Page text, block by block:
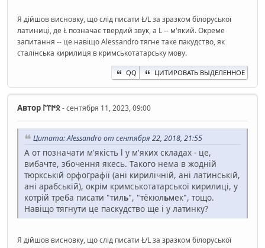
Я дійшов висновку, що слід писати Ł/L за зразком білоруської
латиниці, де Ł позначає твердий звук, а L -- м'який. Окреме
запитання -- це навіщо Alessandro тягне таке пакудство, як
сталінська кирилиця в кримськотатарську мову.
QQ ЦИТИРОВАТЬ ВЫДЕЛЕННОЕ
Автор 𐰋𐰇𐰼𐰃- сентября 11, 2023, 09:00
Цитата: Alessandro от сентября 22, 2018, 21:55
А от позначати м'якість l у м'яких складах - це,
вибачте, збочення якесь. Такого нема в жодній
тюркській орфографії (ані кирилічній, ані латинській,
ані арабській), окрім кримськотатарської кирилиці, у
котрій треба писати "тиль", "тёкюльмек", тощо.
Навіщо тягнути це паскудство ще і у латинку?
Я дійшов висновку, що слід писати Ł/L за зразком білоруської